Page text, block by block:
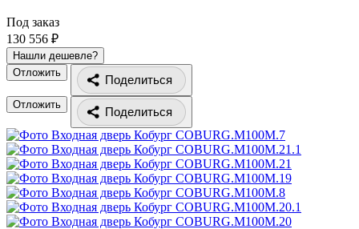
Под заказ
130 556 ₽
Нашли дешевле?
Отложить
Поделиться
Отложить
Поделиться